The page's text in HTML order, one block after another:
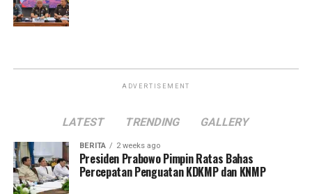
ADVERTISEMENT
LATEST TRENDING GALLERY
BERITA 2 weeks ago
Presiden Prabowo Pimpin Ratas Bahas
Percepatan Penguatan KDKMP dan KNMP